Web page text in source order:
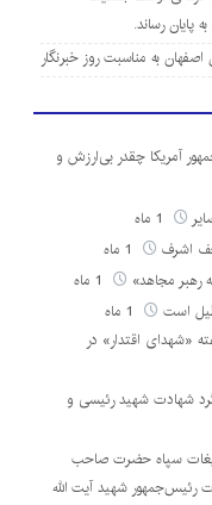
پایان رساند.
به مناسبت روز خبرنگار
آمریکا چقدر بی‌ارزش و
اشرف
رهبر مجاهد»
«شهدای اقتدار» در
شهادت شهید رئیسی و
سپاه حضرت صاحب
رئیس‌جمهور شهید آیت الله